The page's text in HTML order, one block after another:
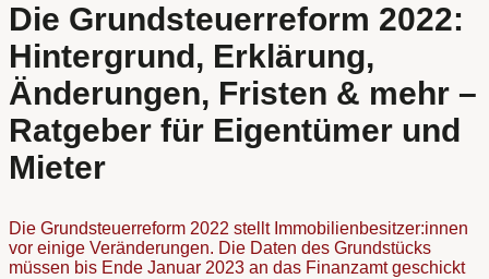
Die Grundsteuerreform 2022:
Hintergrund, Erklärung,
Änderungen, Fristen & mehr –
Ratgeber für Eigentümer und
Mieter
Die Grundsteuerreform 2022 stellt Immobilienbesitzer:innen
vor einige Veränderungen. Die Daten des Grundstücks
müssen bis Ende Januar 2023 an das Finanzamt geschickt